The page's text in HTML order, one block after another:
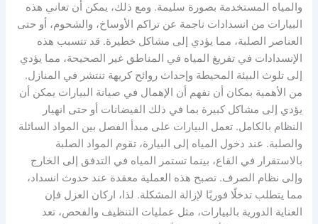
والمياه المستخدمة بصورة سليمة. ومع ذلك، يمكن أن تعاني هذه
البيارات من انسدادات ناجمة عن تراكم الأوساخ، والشحوم، أو حتى
العناصر الصلبة، مما يؤدي إلى مشاكل خطيرة. قد تتسبب هذه
الإنسدادات في تفريغ المياه في المناطق غير الصحيحة، مما يؤدي
إلى تلوث البيئة المحيطة وإحداث روائح كريهة تنتشر في المنازل.
من الأهمية بمكان أن نفهم أن الإهمال في صيانة البيارات يمكن أن
يؤدي إلى مشاكل كبيرة بما في ذلك الفيضانات أو حتى انهيار
النظام بالكامل. تعمل البيارات على مبدأ الفصل بين المواد السائلة
والصلبة. عند دخول المياه إلى البيارة، تقوم المواد الصلبة
بالاستقرار في القاع، بينما تستمر المياه في التدفق إلى الخارج
وإلى نظام الصرف. تصبح هذه العملية معقدة عند حدوث انسداد،
مما يتطلب تدخلًا فوريًا لإزالة المشكلة. لذا، اركان العزل فإن
العناية الدورية بالبيارات، مثل عمليات التنظيف والفحص، تعد